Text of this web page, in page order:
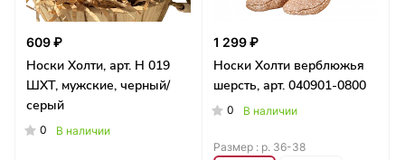
609 ₽
Носки Холти, арт. Н 019
ШХТ, мужские, черный/
серый
0 В наличии
1 299 ₽
Носки Холти верблюжья
шерсть, арт. 040901-0800
0 В наличии
Размер : р. 36-38